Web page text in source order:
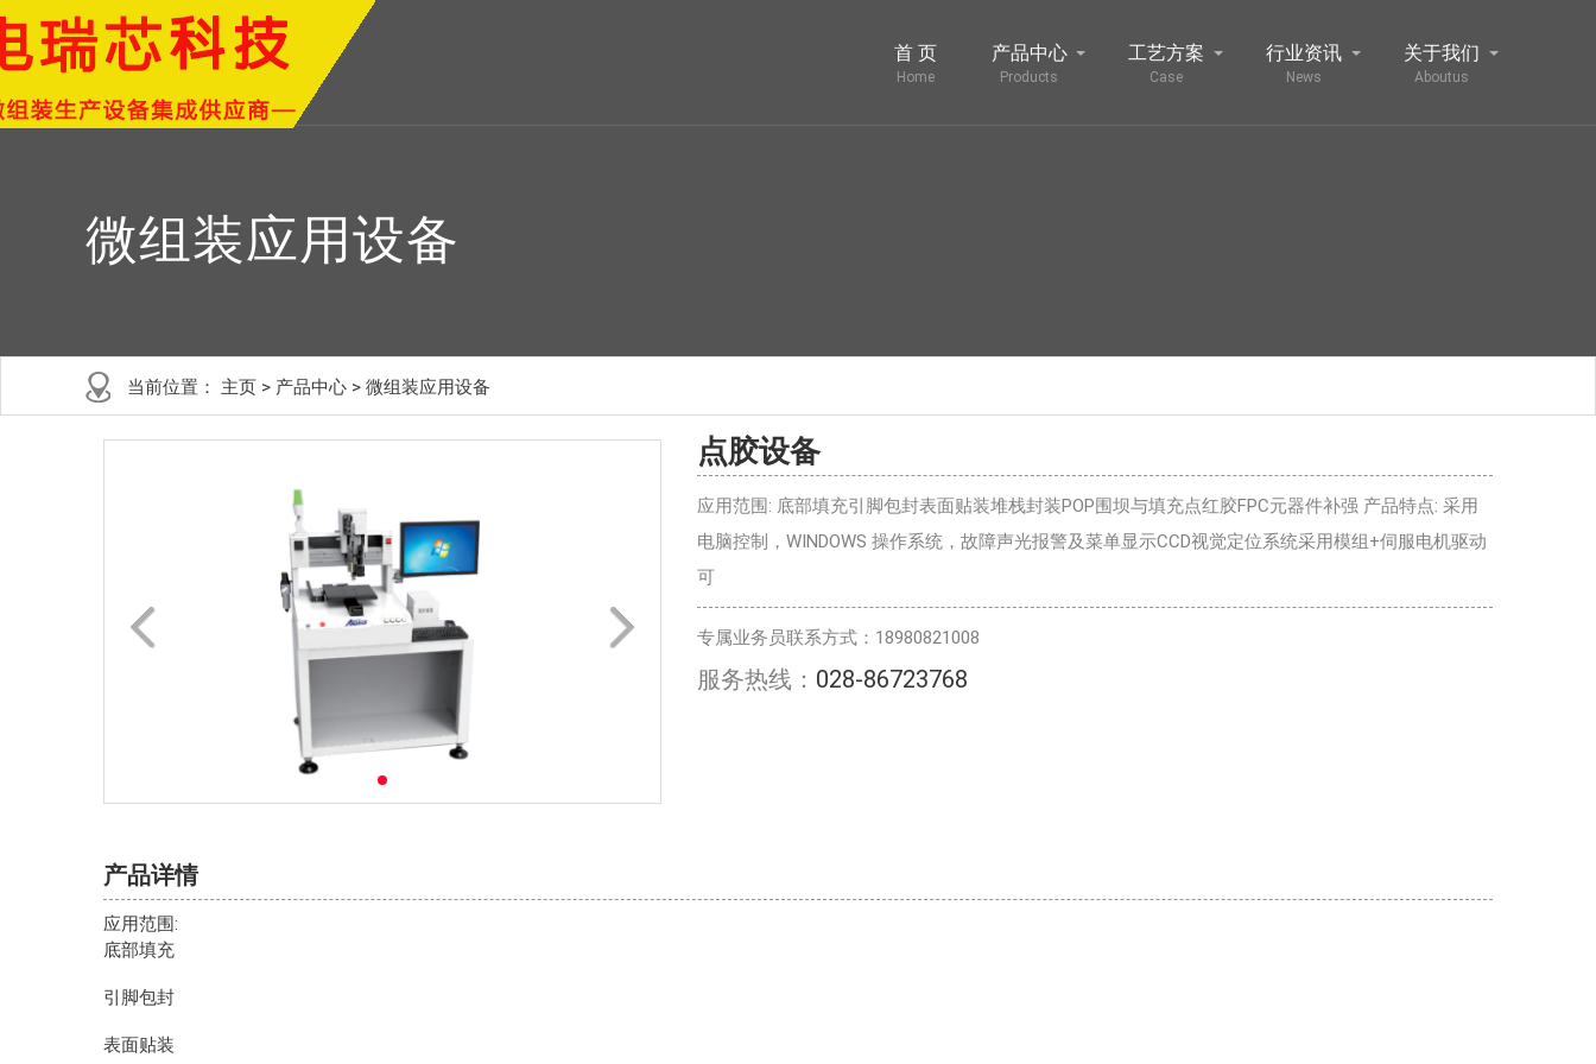
首 页
Home
产品中心
Products
工艺方案
Case
行业资讯
News
关于我们
Aboutus
微组装应用设备
当前位置： 主页 > 产品中心 > 微组装应用设备
点胶设备
应用范围: 底部填充引脚包封表面贴装堆栈封装POP围坝与填充点红胶FPC元器件补强 产品特点: 采用
电脑控制，WINDOWS 操作系统，故障声光报警及菜单显示CCD视觉定位系统采用模组+伺服电机驱动
可
专属业务员联系方式：18980821008
服务热线： 028-86723768
产品详情
应用范围:
底部填充
引脚包封
表面贴装